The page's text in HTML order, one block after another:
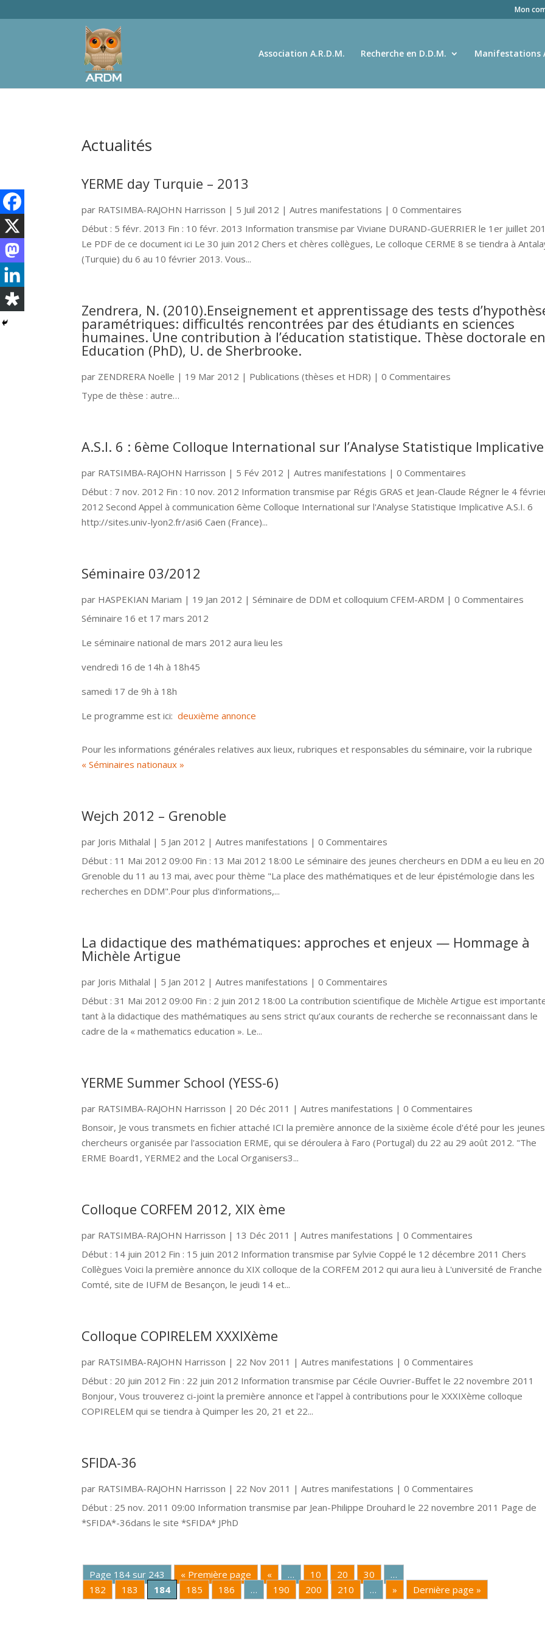
Mon
Association A.R.D.M. Recherche en D.D.M. Manifestations
Actualités
YERME day Turquie – 2013
par RATSIMBA-RAJOHN Harrisson | 5 Juil 2012 |Autres manifestations | 0 Commentaires
Début : 5 févr. 2013 Fin : 10 févr. 2013 Information transmise par Viviane DURAND-GUERRIER le 1er juillet
Le PDF de ce document ici Le 30 juin 2012 Chers et chères collègues, Le colloque CERME 8 se tiendra à
(Turquie) du 6 au 10 février 2013. Vous...
Zendrera, N. (2010).Enseignement et apprentissage des tests
paramétriques: difficultés rencontrées par des étudiants en sciences
humaines. Une contribution à l’éducation statistique. Thèse doctorale en
Education (PhD), U. de Sherbrooke.
par ZENDRERA Noëlle | 19 Mar 2012 | Publications (thèses et HDR) | 0 Commentaires
Type de thèse : autre…
A.S.I. 6 : 6ème Colloque International sur l’Analyse Statistique Implicative
par RATSIMBA-RAJOHN Harrisson | 5 Fév 2012 |Autres manifestations | 0 Commentaires
Début : 7 nov. 2012 Fin : 10 nov. 2012 Information transmise par Régis GRAS et Jean-Claude Régner le 4
2012 Second Appel à communication 6ème Colloque International sur l'Analyse Statistique Implicative A.S.I. 6
http://sites.univ-lyon2.fr/asi6 Caen (France)...
Séminaire 03/2012
par HASPEKIAN Mariam | 19 Jan 2012 |Séminaire de DDM et colloquium CFEM-ARDM | 0 Commentaires
Séminaire 16 et 17 mars 2012
Le séminaire national de mars 2012 aura lieu les
vendredi 16 de 14h à 18h45
samedi 17 de 9h à 18h
Le programme est ici:deuxième annonce
Pour les informations générales relatives aux lieux, rubriques et responsables du séminaire, voir la rubrique
« Séminaires nationaux »
Wejch 2012 – Grenoble
par Joris Mithalal | 5 Jan 2012 |Autres manifestations | 0 Commentaires
Début : 11 Mai 2012 09:00 Fin : 13 Mai 2012 18:00 Le séminaire des jeunes chercheurs en DDM a eu lieu en
Grenoble du 11 au 13 mai, avec pour thème "La place des mathématiques et de leur épistémologie dans les
recherches en DDM".Pour plus d'informations,...
La didactique des mathématiques: approches et enjeux — Hommage à
Michèle Artigue
par Joris Mithalal | 5 Jan 2012 |Autres manifestations | 0 Commentaires
Début : 31 Mai 2012 09:00 Fin : 2 juin 2012 18:00 La contribution scientifique de Michèle Artigue est
tant à la didactique des mathématiques au sens strict qu’aux courants de recherche se reconnaissant dans le
cadre de la « mathematics education ». Le...
YERME Summer School (YESS-6)
par RATSIMBA-RAJOHN Harrisson | 20 Déc 2011 |Autres manifestations | 0 Commentaires
Bonsoir, Je vous transmets en fichier attaché ICI la première annonce de la sixième école d'été pour les jeunes
chercheurs organisée par l'association ERME, qui se déroulera à Faro (Portugal) du 22 au 29 août 2012. "The
ERME Board1, YERME2 and the Local Organisers3...
Colloque CORFEM 2012, XIX ème
par RATSIMBA-RAJOHN Harrisson | 13 Déc 2011 |Autres manifestations | 0 Commentaires
Début : 14 juin 2012 Fin : 15 juin 2012 Information transmise par Sylvie Coppé le 12 décembre 2011 Chers
Collègues Voici la première annonce du XIX colloque de la CORFEM 2012 qui aura lieu à L'université de Franche
Comté, site de IUFM de Besançon, le jeudi 14 et...
Colloque COPIRELEM XXXIXème
par RATSIMBA-RAJOHN Harrisson | 22 Nov 2011 |Autres manifestations | 0 Commentaires
Début : 20 juin 2012 Fin : 22 juin 2012 Information transmise par Cécile Ouvrier-Buffet le 22 novembre 2011
Bonjour, Vous trouverez ci-joint la première annonce et l'appel à contributions pour le XXXIXème colloque
COPIRELEM qui se tiendra à Quimper les 20, 21 et 22...
SFIDA-36
par RATSIMBA-RAJOHN Harrisson | 22 Nov 2011 |Autres manifestations | 0 Commentaires
Début : 25 nov. 2011 09:00 Information transmise par Jean-Philippe Drouhard le 22 novembre 2011 Page de
*SFIDA*-36dans le site *SFIDA* JPhD
Page 184 sur 243 « Première page « … 10 20 30
…
182
183 184 185 186 … 190 200 210 … » Dernière page »